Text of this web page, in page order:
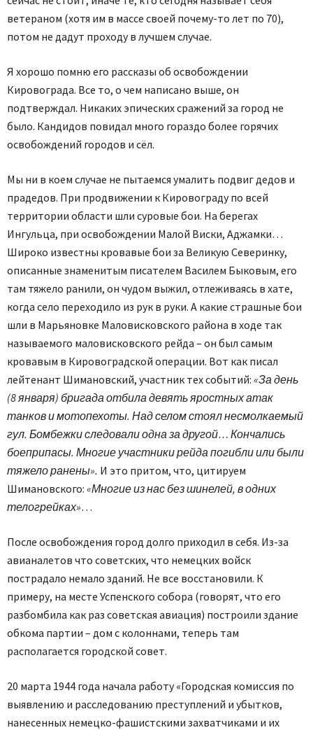
ветераном (хотя им в массе своей почему-то лет по 70),
потом не дадут проходу в лучшем случае.
Я хорошо помню его рассказы об освобождении
Кировограда. Все то, о чем написано выше, он
подтверждал. Никаких эпических сражений за город не
было. Кандидов повидал много гораздо более горячих
освобождений городов и сёл.
Мы ни в коем случае не пытаемся умалить подвиг дедов и
прадедов. При продвижении к Кировограду по всей
территории области шли суровые бои. На берегах
Ингульца, при освобождении Малой Виски, Аджамки…
Широко известны кровавые бои за Великую Северинку,
описанные знаменитым писателем Василем Быковым, его
там тяжело ранили, он чудом выжил, отлеживаясь в хате,
когда село переходило из рук в руки. А какие страшные бои
шли в Марьяновке Маловисковского района в ходе так
называемого маловисковского рейда – он был самым
кровавым в Кировоградской операции. Вот как писал
лейтенант Шимановский, участник тех событий: «За день
(8 января) бригада отбила девять яростных атак
танков и мотопехоты. Над селом стоял несмолкаемый
гул. Бомбежки следовали одна за другой… Кончались
боеприпасы. Многие участники рейда погибли или были
тяжело ранены». И это притом, что, цитируем
Шимановского: «Многие из нас без шинелей, в одних
телогрейках»…
После освобождения город долго приходил в себя. Из-за
авианалетов что советских, что немецких войск
пострадало немало зданий. Не все восстановили. К
примеру, на месте Успенского собора (говорят, что его
разбомбила как раз советская авиация) построили здание
обкома партии – дом с колоннами, теперь там
располагается городской совет.
20 марта 1944 года начала работу «Городская комиссия по
выявлению и расследованию преступлений и убытков,
нанесенных немецко-фашистскими захватчиками и их